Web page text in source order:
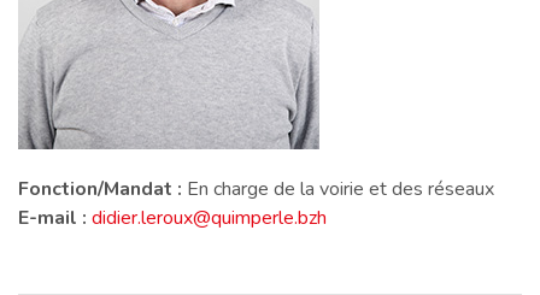
Fonction/Mandat : En charge de la voirie et des réseaux
E-mail : didier.leroux@quimperle.bzh